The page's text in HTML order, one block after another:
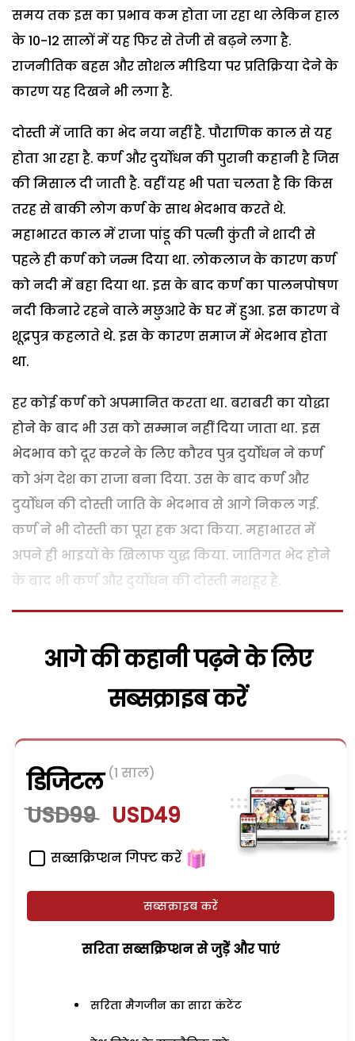
समय तक इस का प्रभाव कम होता जा रहा था लेकिन हाल
के 10-12 सालों में यह फिर से तेजी से बढ़ने लगा है.
राजनीतिक बहस और सोशल मीडिया पर प्रतिक्रिया देने के
कारण यह दिखने भी लगा है.
दोस्ती में जाति का भेद नया नहीं है. पौराणिक काल से यह
होता आ रहा है. कर्ण और दुर्योधन की पुरानी कहानी है जिस
की मिसाल दी जाती है. वहीं यह भी पता चलता है कि किस
तरह से बाकी लोग कर्ण के साथ भेदभाव करते थे.
महाभारत काल में राजा पांडू की पत्नी कुंती ने शादी से
पहले ही कर्ण को जन्म दिया था. लोकलाज के कारण कर्ण
को नदी में बहा दिया था. इस के बाद कर्ण का पालनपोषण
नदी किनारे रहने वाले मछुआरे के घर में हुआ. इस कारण वे
शूद्रपुत्र कहलाते थे. इस के कारण समाज में भेदभाव होता
था.
हर कोई कर्ण को अपमानित करता था. बराबरी का योद्धा
होने के बाद भी उस को सम्मान नहीं दिया जाता था. इस
भेदभाव को दूर करने के लिए कौरव पुत्र दुर्योधन ने कर्ण
को अंग देश का राजा बना दिया. उस के बाद कर्ण और
दुर्योधन की दोस्ती जाति के भेदभाव से आगे निकल गई.
कर्ण ने भी दोस्ती का पूरा हक अदा किया. महाभारत में
अपने ही भाइयों के खिलाफ युद्ध किया. जातिगत भेद होने
के बाद भी कर्ण और दुर्योधन की दोस्ती मशहूर है.
आगे की कहानी पढ़ने के लिए
सब्सक्राइब करें
डिजिटल (1 साल)
USD99 USD49
सब्सक्रिप्शन गिफ्ट करें
सब्सक्राइब करें
सरिता सब्सक्रिप्शन से जुड़ेें और पाएं
सरिता मैगजीन का सारा कंटेंट